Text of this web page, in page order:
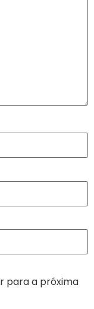
para a próxima